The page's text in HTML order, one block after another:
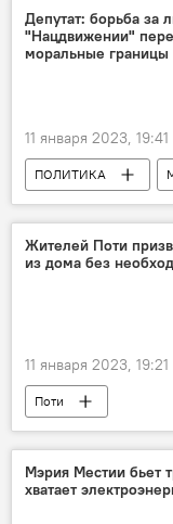
Депутат: борьба за
"Нацдвижении"
моральные границы
11 января 2023, 19:41
ПОЛИТИКА
Ника Мелия
Леван Хабеишвили
Жителей Поти
из дома без
11 января 2023, 19:21
Поти
Мэрия Местии бьет
хватает